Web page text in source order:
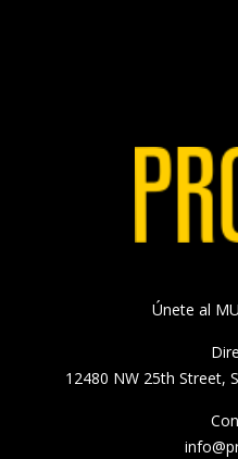
Únete al
12480 NW 25th Street,